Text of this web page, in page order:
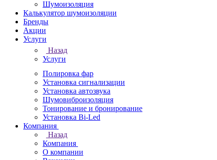
Шумоизоляция
Калькулятор шумоизоляции
Бренды
Акции
Услуги
Назад
Услуги
Полировка фар
Установка сигнализации
Установка автозвука
Шумовиброизоляция
Тонирование и бронирование
Установка Bi-Led
Компания
Назад
Компания
О компании